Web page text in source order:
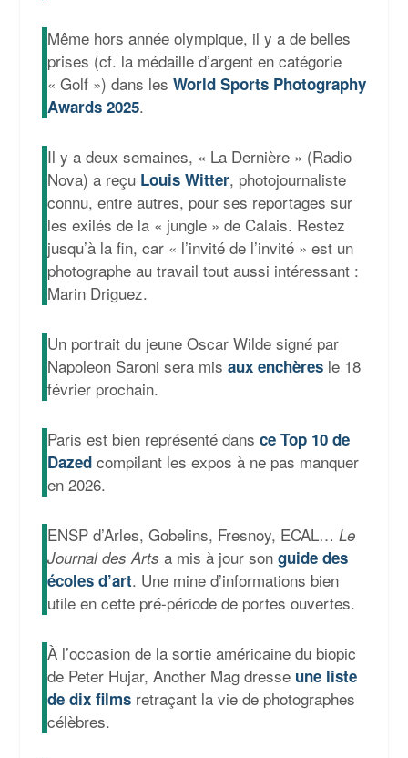
Même hors année olympique, il y a de belles
prises (cf. la médaille d’argent en catégorie
« Golf ») dans les World Sports Photography
Awards 2025.
Il y a deux semaines, « La Dernière » (Radio
Nova) a reçu Louis Witter, photojournaliste
connu, entre autres, pour ses reportages sur
les exilés de la « jungle » de Calais. Restez
jusqu’à la fin, car « l’invité de l’invité » est un
photographe au travail tout aussi intéressant :
Marin Driguez.
Un portrait du jeune Oscar Wilde signé par
Napoleon Saroni sera mis aux enchèresle 18
février prochain.
Paris est bien représenté dans ce Top 10 de
Dazedcompilant les expos à ne pas manquer
en 2026.
ENSP d’Arles, Gobelins, Fresnoy, ECAL… Le
Journal des Arts a mis à jour son guide des
écoles d’art. Une mine d’informations bien
utile en cette pré-période de portes ouvertes.
À l’occasion de la sortie américaine du biopic
de Peter Hujar, Another Mag dresse une liste
de dix filmsretraçant la vie de photographes
célèbres.